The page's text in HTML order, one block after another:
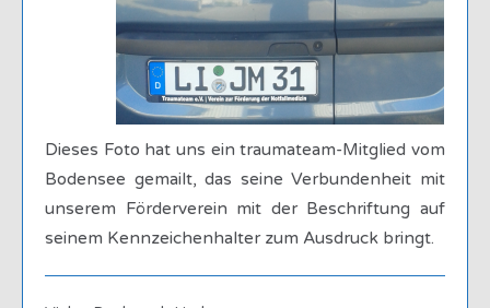
Dieses Foto hat uns ein traumateam-Mitglied vom
Bodensee gemailt, das seine Verbundenheit mit
unserem Förderverein mit der Beschriftung auf
seinem Kennzeichenhalter zum Ausdruck bringt.